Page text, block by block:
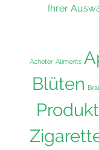
Ihrer
Acheter Aliments
Blüten